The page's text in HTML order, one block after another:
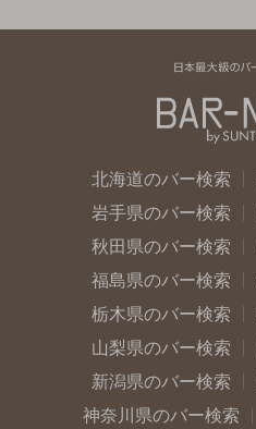
北海道のバー検索
岩手県のバー検索
秋田県のバー検索
福島県のバー検索
栃木県のバー検索
山梨県のバー検索
新潟県のバー検索
神奈川県のバー検索